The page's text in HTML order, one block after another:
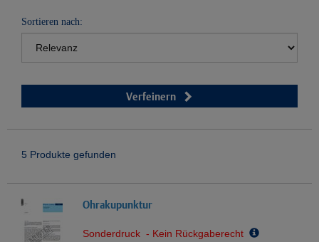
Sortieren nach:
Verfeinern
5 Produkte gefunden
Ohrakupunktur
Sonderdruck - Kein Rückgaberecht